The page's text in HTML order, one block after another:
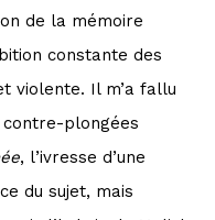
de la mémoire
constante des
violente. Il m’a fallu
contre-plongées
, l’ivresse d’une
du sujet, mais